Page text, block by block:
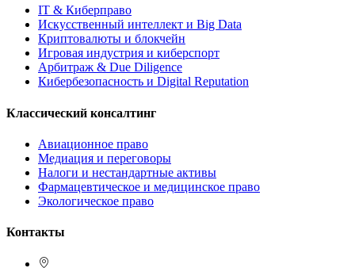
IT & Киберправо
Искусственный интеллект и Big Data
Криптовалюты и блокчейн
Игровая индустрия и киберспорт
Арбитраж & Due Diligence
Кибербезопасность и Digital Reputation
Классический консалтинг
Авиационное право
Медиация и переговоры
Налоги и нестандартные активы
Фармацевтическое и медицинское право
Экологическое право
Контакты